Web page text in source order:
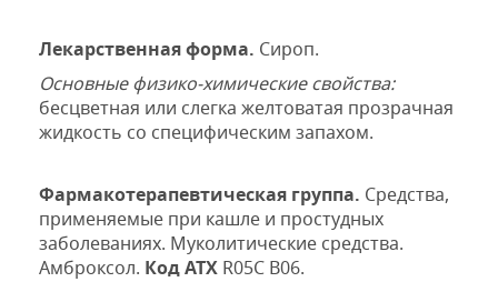
Лекарственная форма. Сироп.
Основные физико-химические свойства:
бесцветная или слегка желтоватая прозрачная
жидкость со специфическим запахом.
Фармакотерапевтическая группа. Средства,
применяемые при кашле и простудных
заболеваниях. Муколитические средства.
Амброксол. Код АТХ R05С В06.